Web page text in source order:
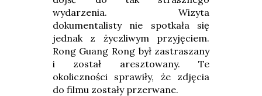
wydarzenia. Wizyta
dokumentalisty nie spotkała się
jednak z życzliwym przyjęciem.
Rong Guang Rong był zastraszany
i został aresztowany. Te
okoliczności sprawiły, że zdjęcia
do filmu zostały przerwane.